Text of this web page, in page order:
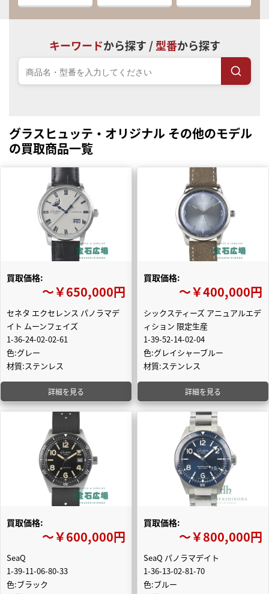
キーワードから探す /型番から探す
グラスヒュッテ・オリジナル その他のモデル
の買取商品一覧
買取価格:
〜￥650,000円
セネタ エクセレンス パノラマデ
イト ムーンフェイズ
1-36-24-02-02-61
色:グレー
材質:ステンレス
詳細を見る
買取価格:
〜￥400,000円
シックスティーズ アニュアルエデ
ィション 限定生産
1-39-52-14-02-04
色:グレイシャーブルー
材質:ステンレス
詳細を見る
買取価格:
〜￥600,000円
SeaQ
1-39-11-06-80-33
色:ブラック
買取価格:
〜￥800,000円
SeaQ パノラマデイト
1-36-13-02-81-70
色:ブルー